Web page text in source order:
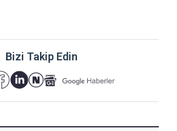
Bizi Takip Edin